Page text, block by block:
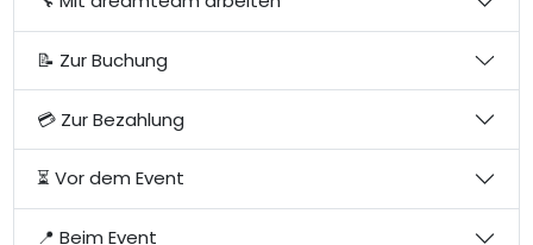
📝 Zur Buchung
💳 Zur Bezahlung
⏳ Vor dem Event
📍 Beim Event